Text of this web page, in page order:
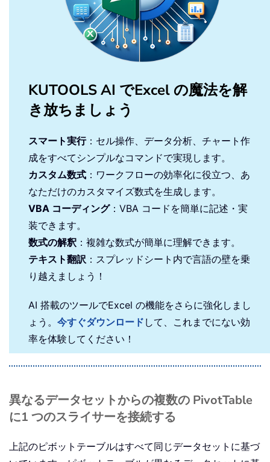
KUTOOLS AI でExcel の魔法を解
き放ちましょう
スマート実行：セル操作、データ分析、チャート作
成をすべてシンプルなコマンドで実現します。
カスタム数式 ：ワークフローの効率化に役立つ、あ
なただけのカスタマイズ数式を生成します。
VBA コーディング：VBA コードを簡単に記述・実
装できます。
数式の解釈 ：複雑な数式が簡単に理解できます。
テキスト翻訳 ：スプレッドシート内で言語の壁を乗
り越えましょう！
AI 搭載のツールでExcel の機能をさらに強化しまし
ょう。 今すぐダウンロード して、これまでにない効
率を体験してください！
異なるデータセットからの複数の PivotTable
に1 つのスライサーを接続する
上記のピボットテーブルはすべて同じデータセットに基づ